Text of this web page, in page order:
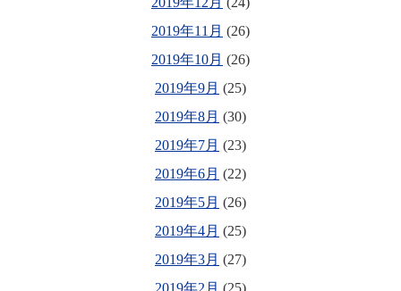
2019年11月 (26)
2019年10月 (26)
2019年9月 (25)
2019年8月 (30)
2019年7月 (23)
2019年6月 (22)
2019年5月 (26)
2019年4月 (25)
2019年3月 (27)